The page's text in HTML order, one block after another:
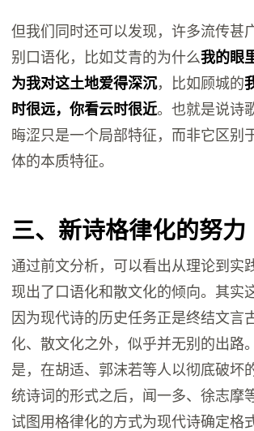
但我们同时还可以发现，许多流传甚
别口语化，比如艾青的为什么我的眼
为我对这土地爱得深沉，比如顾城的
时很远，你看云时很近。也就是说诗
晦涩只是一个局部特征，而非它区别
体的本质特征。
三、新诗格律化的努力
通过前文分析，可以看出从理论到实
现出了口语化和散文化的倾向。其实
因为现代诗的历史任务正是终结文言
化、散文化之外，似乎并无别的出路
是，在胡适、郭沫若等人以彻底破坏
统诗词的形式之后，闻一多、徐志摩
试图用格律化的方式为现代诗确定格